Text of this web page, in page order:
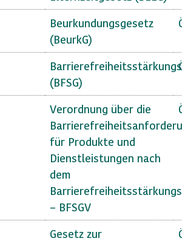
Beurkundungsgesetz
(BeurkG)
(BFSG)
Verordnung über die
für Produkte und
Dienstleistungen nach
dem
– BFSGV
Gesetz zur